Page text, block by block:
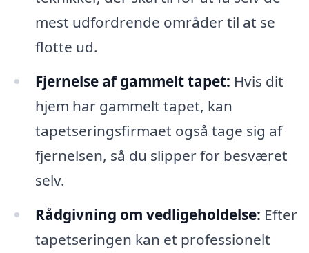
mest udfordrende områder til at se
flotte ud.
Fjernelse af gammelt tapet: Hvis dit
hjem har gammelt tapet, kan
tapetseringsfirmaet også tage sig af
fjernelsen, så du slipper for besværet
selv.
Rådgivning om vedligeholdelse: Efter
tapetseringen kan et professionelt